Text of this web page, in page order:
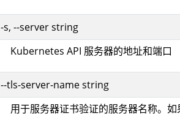
-s, --server string
Kubernetes API 服务器的地址和端口
--tls-server-name string
用于服务器证书验证的服务器名称。